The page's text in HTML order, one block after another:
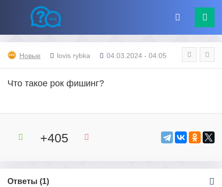
Новые lovis rybka 04.03.2024 - 04:05
Что такое рок фишинг?
+405
Ответы (1)